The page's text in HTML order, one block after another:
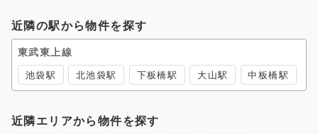
近隣の駅から物件を探す
東武東上線
池袋駅 北池袋駅 下板橋駅 大山駅 中板橋駅
近隣エリアから物件を探す